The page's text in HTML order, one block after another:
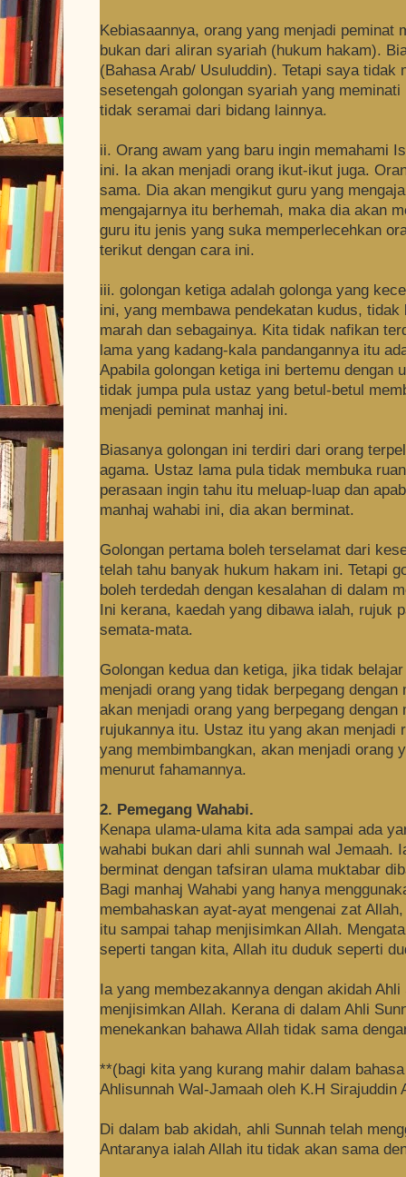
Kebiasaannya, orang yang menjadi peminat
bukan dari aliran syariah (hukum hakam).
(Bahasa Arab/ Usuluddin). Tetapi saya tidak
sesetengah golongan syariah yang
tidak seramai dari bidang lainnya.
ii. Orang awam yang baru ingin memahami
ini. Ia akan menjadi orang ikut-ikut juga.
sama. Dia akan mengikut guru yang
mengajarnya itu berhemah, maka dia akan
guru itu jenis yang suka memperlecehkan
terikut dengan cara ini.
iii. golongan ketiga adalah golonga yang
ini, yang membawa pendekatan kudus,
marah dan sebagainya. Kita tidak nafikan
lama yang kadang-kala pandangannya itu
Apabila golongan ketiga ini bertemu dengan
tidak jumpa pula ustaz yang betul-betul
menjadi peminat manhaj ini.
Biasanya golongan ini terdiri dari orang
agama. Ustaz lama pula tidak membuka
perasaan ingin tahu itu meluap-luap dan
manhaj wahabi ini, dia akan berminat.
Golongan pertama boleh terselamat dari
telah tahu banyak hukum hakam ini. Tetapi
boleh terdedah dengan kesalahan di dalam
Ini kerana, kaedah yang dibawa ialah, rujuk
semata-mata.
Golongan kedua dan ketiga, jika tidak
menjadi orang yang tidak berpegang
akan menjadi orang yang berpegang
rujukannya itu. Ustaz itu yang akan menjadi
yang membimbangkan, akan menjadi orang
menurut fahamannya.
2. Pemegang Wahabi.
Kenapa ulama-ulama kita ada sampai ada
wahabi bukan dari ahli sunnah wal Jemaah.
berminat dengan tafsiran ulama muktabar
Bagi manhaj Wahabi yang hanya
membahaskan ayat-ayat mengenai zat
itu sampai tahap menjisimkan Allah.
seperti tangan kita, Allah itu duduk seperti
Ia yang membezakannya dengan akidah
menjisimkan Allah. Kerana di dalam Ahli
menekankan bahawa Allah tidak sama
**(bagi kita yang kurang mahir dalam
Ahlisunnah Wal-Jamaah oleh K.H Sirajuddin
Di dalam bab akidah, ahli Sunnah telah
Antaranya ialah Allah itu tidak akan sama